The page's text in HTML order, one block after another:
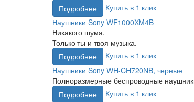
Подробнее
Купить в 1 клик
Наушники Sony WF1000XM4B
Никакого шума.
Только ты и твоя музыка.
Подробнее
Купить в 1 клик
Наушники Sony WH-CH720NB, черные
Полноразмерные беспроводные
Подробнее
Купить в 1 клик